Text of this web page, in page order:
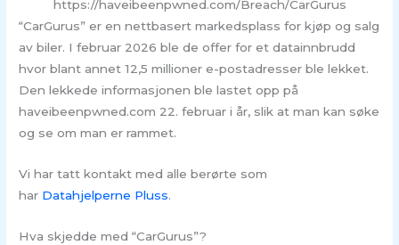
https://haveibeenpwned.com/Breach/CarGurus
“CarGurus” er en nettbasert markedsplass for kjøp og salg
av biler. I februar 2026 ble de offer for et datainnbrudd
hvor blant annet 12,5 millioner e-postadresser ble lekket.
Den lekkede informasjonen ble lastet opp på
haveibeenpwned.com 22. februar i år, slik at man kan søke
og se om man er rammet.
Vi har tatt kontakt med alle berørte som
har Datahjelperne Pluss.
Hva skjedde med “CarGurus”?